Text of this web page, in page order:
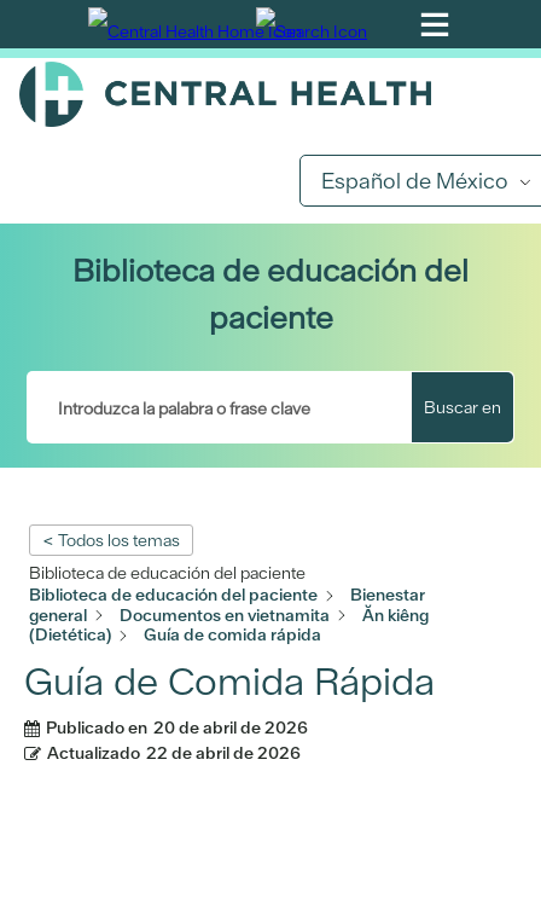
Ir
al
contenido
Español de México
Biblioteca de educación del
paciente
Buscar en
< Todos los temas
Biblioteca de educación del paciente
Biblioteca de educación del paciente
Bienestar
general
Documentos en vietnamita
Ăn kiêng
(Dietética)
Guía de comida rápida
Guía de Comida Rápida
Publicado en 20 de abril de 2026
Actualizado 22 de abril de 2026